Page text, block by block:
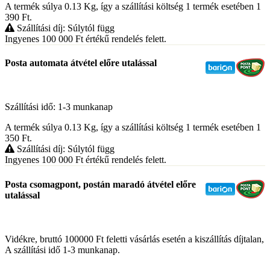
A termék súlya 0.13 Kg, így a szállítási költség 1 termék esetében 1
390 Ft.
Szállítási díj: Súlytól függ
Ingyenes 100 000 Ft értékű rendelés felett.
Posta automata átvétel előre utalással
Szállítási idő: 1-3 munkanap
A termék súlya 0.13 Kg, így a szállítási költség 1 termék esetében 1
350 Ft.
Szállítási díj: Súlytól függ
Ingyenes 100 000 Ft értékű rendelés felett.
Posta csomagpont, postán maradó átvétel előre
utalással
Vidékre, bruttó 100000 Ft feletti vásárlás esetén a kiszállítás díjtalan,
A szállítási idő 1-3 munkanap.